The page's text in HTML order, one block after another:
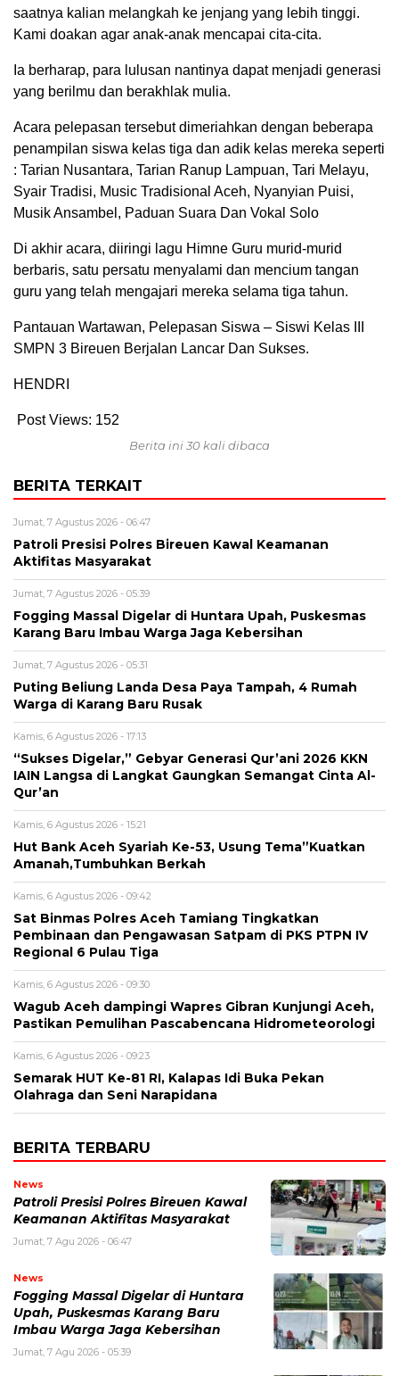
saatnya kalian melangkah ke jenjang yang lebih tinggi.
Kami doakan agar anak-anak mencapai cita-cita.
Ia berharap, para lulusan nantinya dapat menjadi generasi
yang berilmu dan berakhlak mulia.
Acara pelepasan tersebut dimeriahkan dengan beberapa
penampilan siswa kelas tiga dan adik kelas mereka seperti
: Tarian Nusantara, Tarian Ranup Lampuan, Tari Melayu,
Syair Tradisi, Music Tradisional Aceh, Nyanyian Puisi,
Musik Ansambel, Paduan Suara Dan Vokal Solo
Di akhir acara, diiringi lagu Himne Guru murid-murid
berbaris, satu persatu menyalami dan mencium tangan
guru yang telah mengajari mereka selama tiga tahun.
Pantauan Wartawan, Pelepasan Siswa – Siswi Kelas III
SMPN 3 Bireuen Berjalan Lancar Dan Sukses.
HENDRI
Post Views: 152
Berita ini 30 kali dibaca
BERITA TERKAIT
Jumat, 7 Agustus 2026 - 06:47
Patroli Presisi Polres Bireuen Kawal Keamanan
Aktifitas Masyarakat
Jumat, 7 Agustus 2026 - 05:39
Fogging Massal Digelar di Huntara Upah, Puskesmas
Karang Baru Imbau Warga Jaga Kebersihan
Jumat, 7 Agustus 2026 - 05:31
Puting Beliung Landa Desa Paya Tampah, 4 Rumah
Warga di Karang Baru Rusak
Kamis, 6 Agustus 2026 - 17:13
“Sukses Digelar,” Gebyar Generasi Qur’ani 2026 KKN
IAIN Langsa di Langkat Gaungkan Semangat Cinta Al-
Qur’an
Kamis, 6 Agustus 2026 - 15:21
Hut Bank Aceh Syariah Ke-53, Usung Tema”Kuatkan
Amanah,Tumbuhkan Berkah
Kamis, 6 Agustus 2026 - 09:42
Sat Binmas Polres Aceh Tamiang Tingkatkan
Pembinaan dan Pengawasan Satpam di PKS PTPN IV
Regional 6 Pulau Tiga
Kamis, 6 Agustus 2026 - 09:30
Wagub Aceh dampingi Wapres Gibran Kunjungi Aceh,
Pastikan Pemulihan Pascabencana Hidrometeorologi
Kamis, 6 Agustus 2026 - 09:23
Semarak HUT Ke-81 RI, Kalapas Idi Buka Pekan
Olahraga dan Seni Narapidana
BERITA TERBARU
News
Patroli Presisi Polres Bireuen Kawal
Keamanan Aktifitas Masyarakat
Jumat, 7 Agu 2026 - 06:47
News
Fogging Massal Digelar di Huntara
Upah, Puskesmas Karang Baru
Imbau Warga Jaga Kebersihan
Jumat, 7 Agu 2026 - 05:39